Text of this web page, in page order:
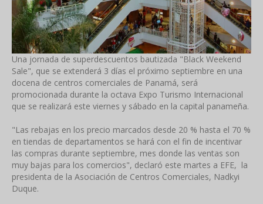
Una jornada de superdescuentos bautizada "Black Weekend
Sale", que se extenderá 3 días el próximo septiembre en una
docena de centros comerciales de Panamá, será
promocionada durante la octava Expo Turismo Internacional
que se realizará este viernes y sábado en la capital panameña.
"Las rebajas en los precio marcados desde 20 % hasta el 70 %
en tiendas de departamentos se hará con el fin de incentivar
las compras durante septiembre, mes donde las ventas son
muy bajas para los comercios", declaró este martes a EFE, la
presidenta de la Asociación de Centros Comerciales, Nadkyi
Duque.